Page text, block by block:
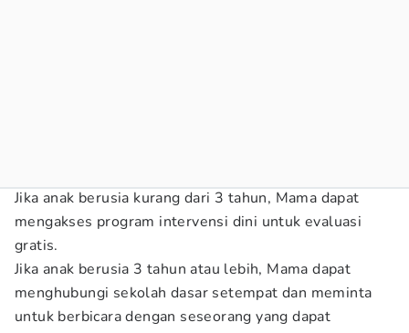
Jika anak berusia kurang dari 3 tahun, Mama dapat
mengakses program intervensi dini untuk evaluasi
gratis.
Jika anak berusia 3 tahun atau lebih, Mama dapat
menghubungi sekolah dasar setempat dan meminta
untuk berbicara dengan seseorang yang dapat